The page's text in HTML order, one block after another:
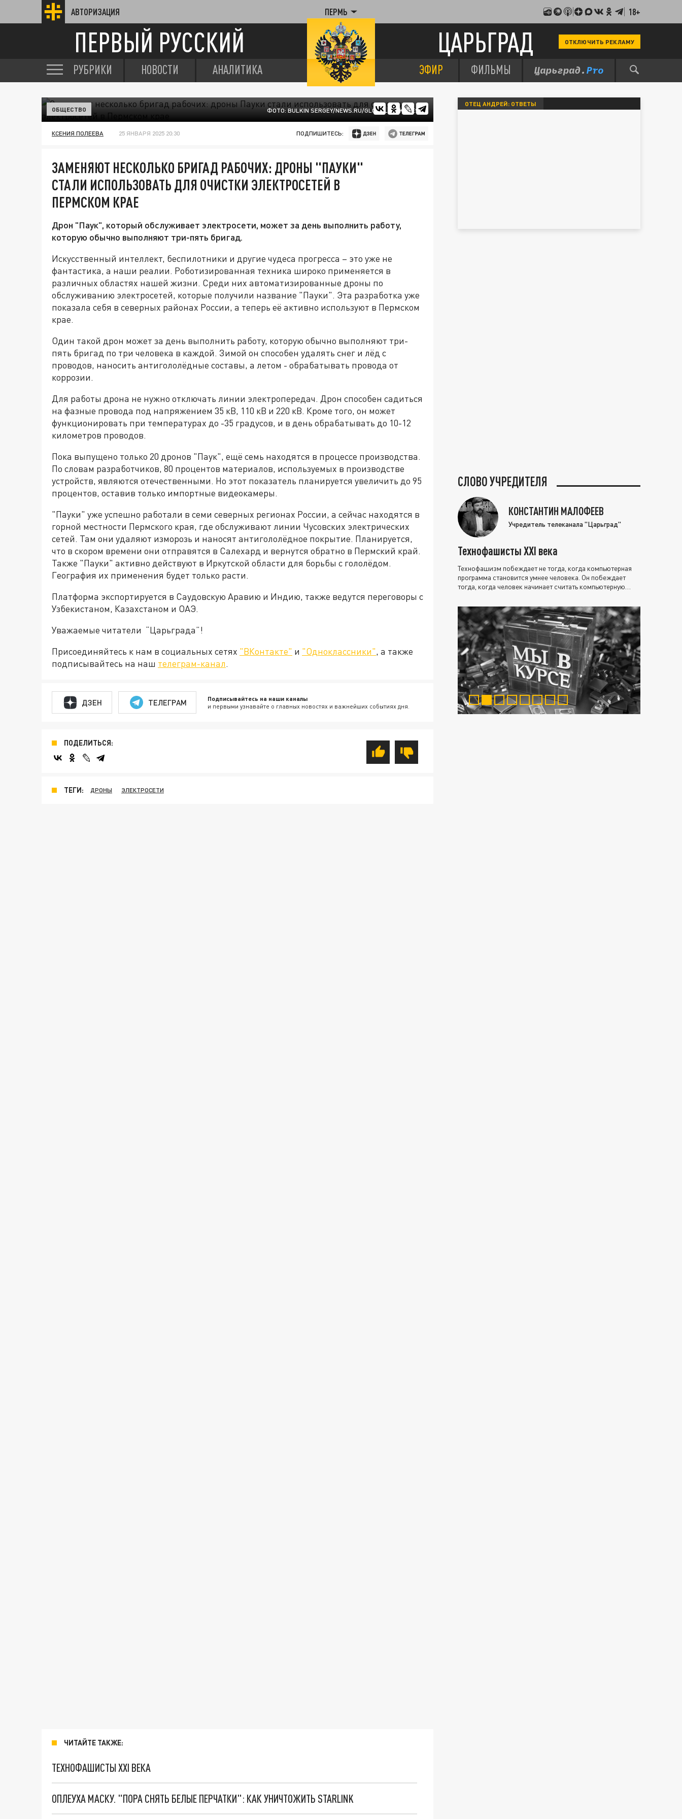
АВТОРИЗАЦИЯ ПЕРМЬ 18+
ПЕРВЫЙ РУССКИЙ ЦАРЬГРАД ОТКЛЮЧИТЬ РЕКЛАМУ
РУБРИКИ НОВОСТИ АНАЛИТИКА ЭФИР ФИЛЬМЫ
ФОТО: BULKIN SERGEY/NEWS.RU/GLOBALLOOKPRESS
ОБЩЕСТВО
КСЕНИЯ ПОЛЕЕВА 25 ЯНВАРЯ 2025 20:30 ПОДПИШИТЕСЬ:
ЗАМЕНЯЮТ НЕСКОЛЬКО БРИГАД РАБОЧИХ: ДРОНЫ "ПАУКИ"
СТАЛИ ИСПОЛЬЗОВАТЬ ДЛЯ ОЧИСТКИ ЭЛЕКТРОСЕТЕЙ В
ПЕРМСКОМ КРАЕ
Дрон "Паук", который обслуживает электросети, может за день выполнить работу,
которую обычно выполняют три-пять бригад.
Искусственный интеллект, беспилотники и другие чудеса прогресса – это уже не
фантастика, а наши реалии. Роботизированная техника широко применяется в
различных областях нашей жизни. Среди них автоматизированные дроны по
обслуживанию электросетей, которые получили название "Пауки". Эта разработка уже
показала себя в северных районах России, а теперь её активно используют в Пермском
крае.
Один такой дрон может за день выполнить работу, которую обычно выполняют три-
пять бригад по три человека в каждой. Зимой он способен удалять снег и лёд с
проводов, наносить антигололёдные составы, а летом - обрабатывать провода от
коррозии.
Для работы дрона не нужно отключать линии электропередач. Дрон способен садиться
на фазные провода под напряжением 35 кВ, 110 кВ и 220 кВ. Кроме того, он может
функционировать при температурах до -35 градусов, и в день обрабатывать до 10-12
километров проводов.
Пока выпущено только 20 дронов "Паук", ещё семь находятся в процессе производства.
По словам разработчиков, 80 процентов материалов, используемых в производстве
устройств, являются отечественными. Но этот показатель планируется увеличить до 95
процентов, оставив только импортные видеокамеры.
"Пауки" уже успешно работали в семи северных регионах России, а сейчас находятся в
горной местности Пермского края, где обслуживают линии Чусовских электрических
сетей. Там они удаляют изморозь и наносят антигололёдное покрытие. Планируется,
что в скором времени они отправятся в Салехард и вернутся обратно в Пермский край.
Также "Пауки" активно действуют в Иркутской области для борьбы с гололёдом.
География их применения будет только расти.
Платформа экспортируется в Саудовскую Аравию и Индию, также ведутся переговоры с
Узбекистаном, Казахстаном и ОАЭ.
Уважаемые читатели “Царьграда”!
Присоединяйтесь к нам в социальных сетях "ВКонтакте" и "Одноклассники", а также
подписывайтесь на наш телеграм-канал.
ДЗЕН ТЕЛЕГРАМ Подписывайтесь на наши каналы
и первыми узнавайте о главных новостях и важнейших событиях дня.
ПОДЕЛИТЬСЯ:
ТЕГИ: ДРОНЫ ЭЛЕКТРОСЕТИ
ЧИТАЙТЕ ТАКЖЕ:
ТЕХНОФАШИСТЫ XXI ВЕКА
ОПЛЕУХА МАСКУ. "ПОРА СНЯТЬ БЕЛЫЕ ПЕРЧАТКИ": КАК УНИЧТОЖИТЬ STARLINK
ОТЕЦ АНДРЕЙ: ОТВЕТЫ
СЛОВО УЧРЕДИТЕЛЯ
КОНСТАНТИН МАЛОФЕЕВ
Учредитель телеканала "Царьград"
Технофашисты XXI века
Технофашизм побеждает не тогда, когда компьютерная
программа становится умнее человека. Он побеждает
тогда, когда человек начинает считать компьютерную